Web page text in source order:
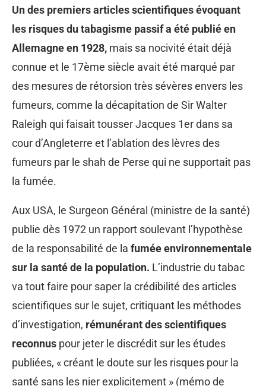
Un des premiers articles scientifiques évoquant
les risques du tabagisme passif a été publié en
Allemagne en 1928, mais sa nocivité était déjà
connue et le 17ème siècle avait été marqué par
des mesures de rétorsion très sévères envers les
fumeurs, comme la décapitation de Sir Walter
Raleigh qui faisait tousser Jacques 1er dans sa
cour d’Angleterre et l’ablation des lèvres des
fumeurs par le shah de Perse qui ne supportait pas
la fumée.
Aux USA, le Surgeon Général (ministre de la santé)
publie dès 1972 un rapport soulevant l’hypothèse
de la responsabilité de la fumée environnementale
sur la santé de la population. L’industrie du tabac
va tout faire pour saper la crédibilité des articles
scientifiques sur le sujet, critiquant les méthodes
d’investigation, rémunérant des scientifiques
reconnus pour jeter le discrédit sur les études
publiées, « créant le doute sur les risques pour la
santé sans les nier explicitement » (mémo de